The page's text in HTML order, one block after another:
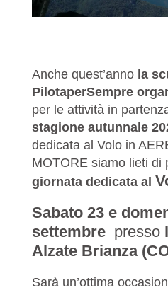
Anche quest’anno la
PilotaperSempre
per le attività in
stagione autunnale
dedicata al Volo in
MOTORE siamo lieti di
giornata dedicata al
Sabato 23e
settembre presso
Alzate Brianza
Sarà un’ottima